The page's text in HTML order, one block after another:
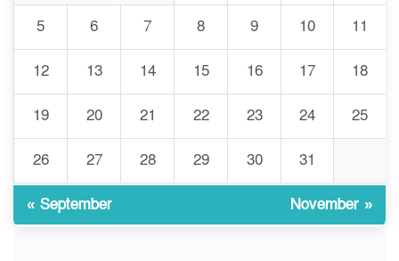
বাড়ি
৮
শিক্ষকদের বদলি কার্যক্রম চালু
৯
বিশ্ববিদ্যালয় কি প্রস্তুত?
5 6 7 8 9 10 11
12 13 14 15 16 17 18
19 20 21 22 23 24 25
26 27 28 29 30 31
« September November »